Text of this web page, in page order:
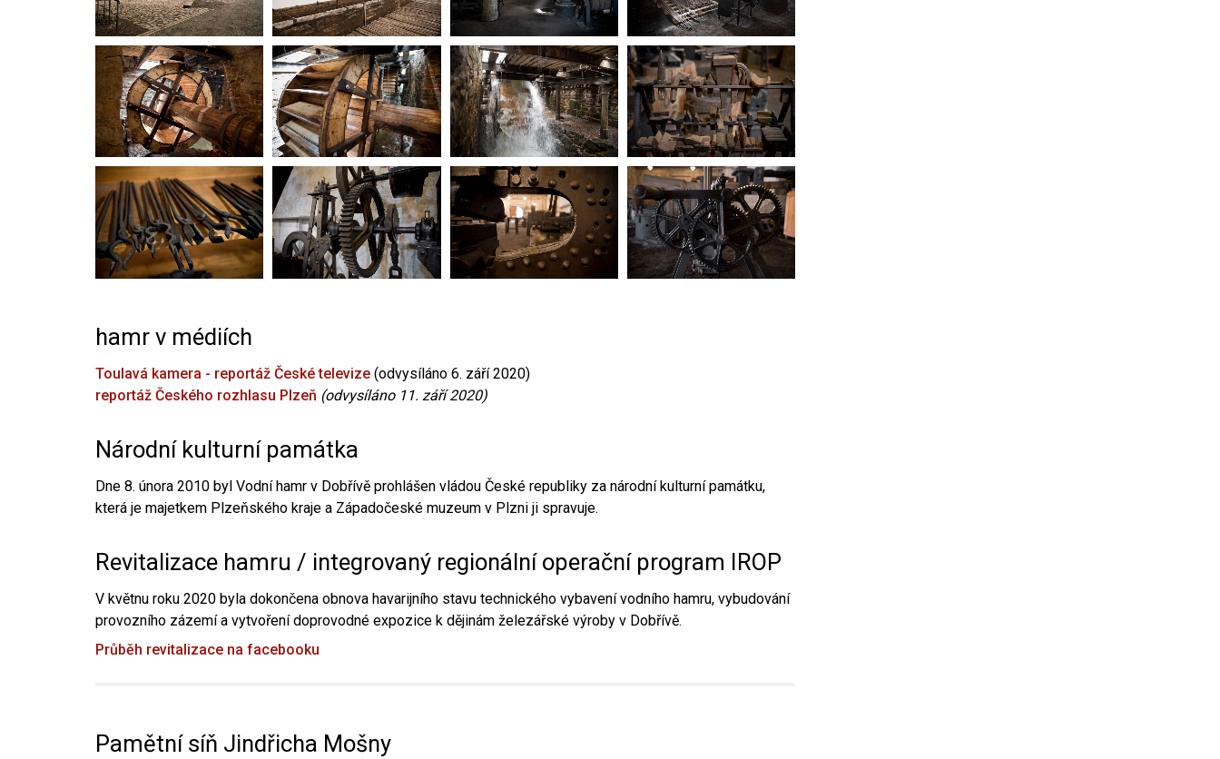
hamr v médiích
Toulavá kamera - reportáž České televize (odvysíláno 6. září 2020)
reportáž Českého rozhlasu Plzeň (odvysíláno 11. září 2020)
Národní kulturní památka
Dne 8. února 2010 byl Vodní hamr v Dobřívě prohlášen vládou České republiky za národní kulturní památku,
která je majetkem Plzeňského kraje a Západočeské muzeum v Plzni ji spravuje.
Revitalizace hamru / integrovaný regionální operační program IROP
V květnu roku 2020 byla dokončena obnova havarijního stavu technického vybavení vodního hamru, vybudování
provozního zázemí a vytvoření doprovodné expozice k dějinám železářské výroby v Dobřívě.
Průběh revitalizace na facebooku
Pamětní síň Jindřicha Mošny